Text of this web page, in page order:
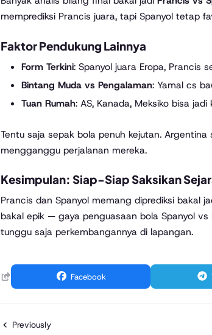
memprediksi Prancis juara, tapi Spanyol tetap
Faktor Pendukung Lainnya
Form Terkini: Spanyol juara Eropa, Prancis
Bintang Muda vs Pengalaman: Yamal cs
Tuan Rumah: AS, Kanada, Meksiko bisa
Tentu saja sepak bola penuh kejutan.
mengganggu perjalanan mereka.
Kesimpulan: Siap-Siap Saksikan
Prancis dan Spanyol memang diprediksi bakal
bakal epik — gaya penguasaan bola Spanyol
tunggu saja perkembangannya di lapangan.
Facebook
Previously